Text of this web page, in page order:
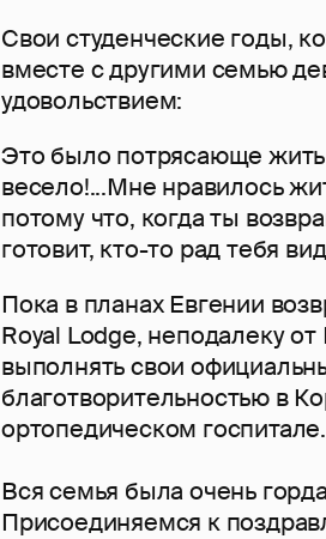
Свои студенческие годы,
вместе с другими семью
удовольствием:
Это было потрясающе
весело!...Мне нравилось
потому что, когда ты
готовит, кто-то рад тебя
Пока в планах Евгении
Royal Lodge, неподалеку
выполнять свои
благотворительностью в
ортопедическом госпитале.
Вся семья была очень
Присоединяемся к